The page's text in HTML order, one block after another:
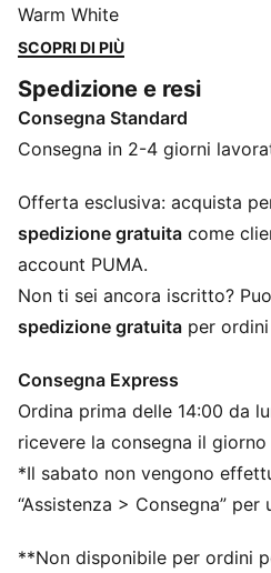
passo incredibilmente
girando per la città o
CARATTERISTICHE +
SOFTFOAM+: La soletta
progettata per fornire
SOFTRIDE: Morbida schiuma
un'ammortizzazione e un
Larghezza: Regolare
Tipo di punta: Rotonda
Tipo di tacco: Platform
Tomaia traspirante
Warm White
SCOPRI DI PIÙ
Spedizione e resi
Consegna Standard
Consegna in 2-4 giorni
Offerta esclusiva: acquista
spedizione gratuita come
account PUMA.
Non ti sei ancora iscritto?
spedizione gratuita per
Consegna Express
Ordina prima delle 14:00 da
ricevere la consegna il giorno
*Il sabato non vengono
“Assistenza > Consegna”
**Non disponibile per ordini